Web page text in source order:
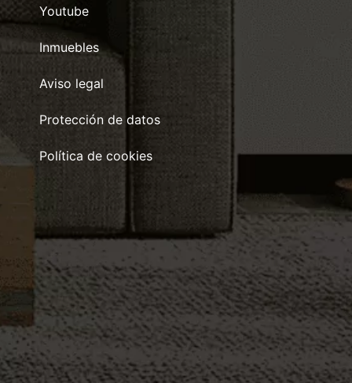
Youtube
Inmuebles
Aviso legal
Protección de datos
Política de cookies